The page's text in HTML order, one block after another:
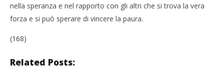
nella speranza e nel rapporto con gli altri che si trova la vera
forza e si può sperare di vincere la paura.
(168)
Related Posts: